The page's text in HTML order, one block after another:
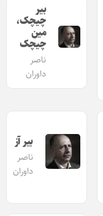
بیر
چیچک،
مین
چیچک
ناصر
داوران
بیر آز
ناصر
داوران